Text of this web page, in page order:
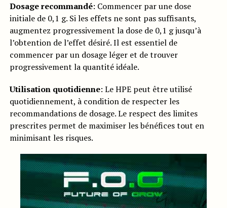
Dosage recommandé: Commencer par une dose
initiale de 0,1 g. Si les effets ne sont pas suffisants,
augmentez progressivement la dose de 0,1 g jusqu’à
l’obtention de l’effet désiré. Il est essentiel de
commencer par un dosage léger et de trouver
progressivement la quantité idéale.
Utilisation quotidienne: Le HPE peut être utilisé
quotidiennement, à condition de respecter les
recommandations de dosage. Le respect des limites
prescrites permet de maximiser les bénéfices tout en
minimisant les risques.